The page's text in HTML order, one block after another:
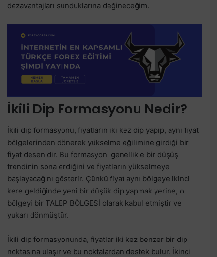
dezavantajları sunduklarına değineceğim.
İkili Dip Formasyonu Nedir?
İkili dip formasyonu, fiyatların iki kez dip yapıp, aynı fiyat
bölgelerinden dönerek yükselme eğilimine girdiği bir
fiyat desenidir. Bu formasyon, genellikle bir düşüş
trendinin sona erdiğini ve fiyatların yükselmeye
başlayacağını gösterir. Çünkü fiyat aynı bölgeye ikinci
kere geldiğinde yeni bir düşük dip yapmak yerine, o
bölgeyi bir TALEP BÖLGESİ olarak kabul etmiştir ve
yukarı dönmüştür.
İkili dip formasyonunda, fiyatlar iki kez benzer bir dip
noktasına ulaşır ve bu noktalardan destek bulur. İkinci